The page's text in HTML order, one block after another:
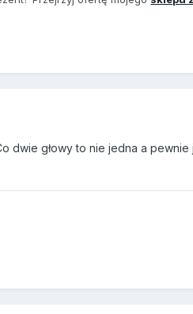
dwie głowy to nie jedna a